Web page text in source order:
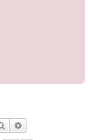
Rechercher